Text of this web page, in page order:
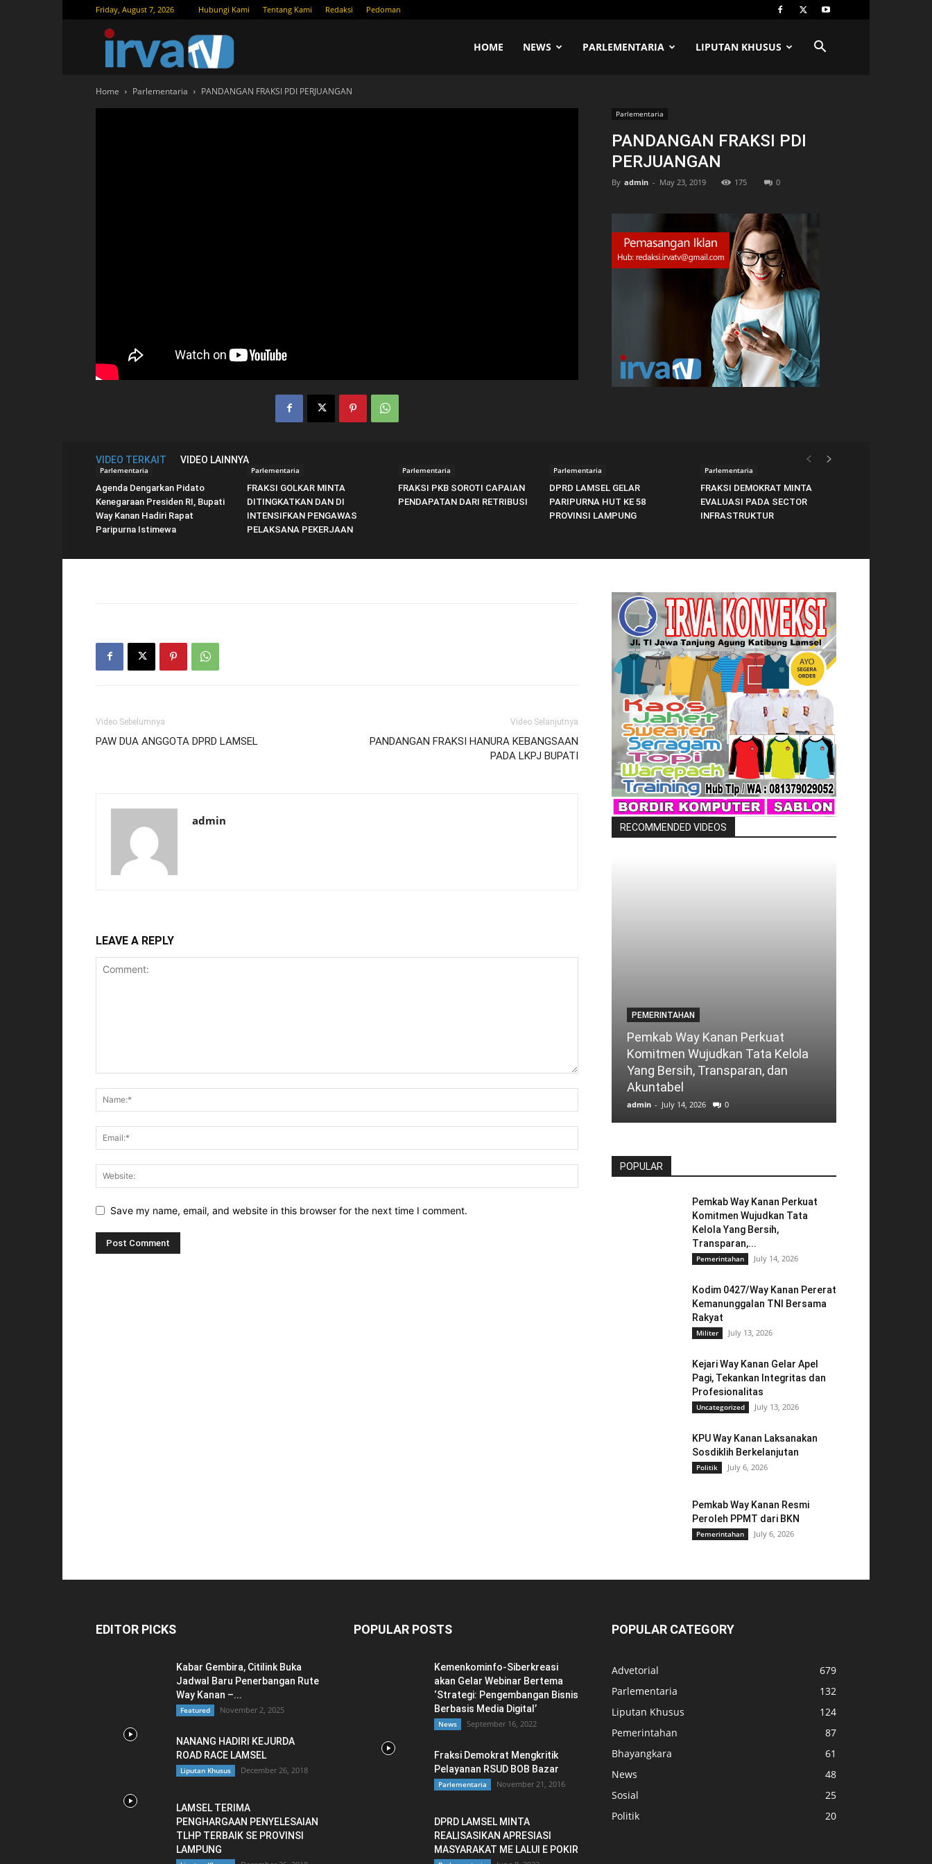
Friday, August 7, 2026 Hubungi Kami Tentang Kami Redaksi Pedoman
HOME NEWS PARLEMENTARIA LIPUTAN KHUSUS
Home Parlementaria PANDANGAN FRAKSI PDI PERJUANGAN
Parlementaria
PANDANGAN FRAKSI PDI
PERJUANGAN
By admin - May 23, 2019 175 0
VIDEO TERKAIT VIDEO LAINNYA
Parlementaria
Agenda Dengarkan Pidato
Kenegaraan Presiden RI, Bupati
Way Kanan Hadiri Rapat
Paripurna Istimewa
Parlementaria
FRAKSI GOLKAR MINTA
DITINGKATKAN DAN DI
INTENSIFKAN PENGAWAS
PELAKSANA PEKERJAAN
Parlementaria
FRAKSI PKB SOROTI CAPAIAN
PENDAPATAN DARI RETRIBUSI
Parlementaria
DPRD LAMSEL GELAR
PARIPURNA HUT KE 58
PROVINSI LAMPUNG
Parlementaria
FRAKSI DEMOKRAT MINTA
EVALUASI PADA SECTOR
INFRASTRUKTUR
Video Sebelumnya
PAW DUA ANGGOTA DPRD LAMSEL
Video Selanjutnya
PANDANGAN FRAKSI HANURA KEBANGSAAN
PADA LKPJ BUPATI
admin
LEAVE A REPLY
Save my name, email, and website in this browser for the next time I comment.
RECOMMENDED VIDEOS
PEMERINTAHAN
Pemkab Way Kanan Perkuat
Komitmen Wujudkan Tata Kelola
Yang Bersih, Transparan, dan
Akuntabel
admin - July 14, 2026 0
POPULAR
Pemkab Way Kanan Perkuat
Komitmen Wujudkan Tata
Kelola Yang Bersih,
Transparan,...
Pemerintahan July 14, 2026
Kodim 0427/Way Kanan Pererat
Kemanunggalan TNI Bersama
Rakyat
Militer July 13, 2026
Kejari Way Kanan Gelar Apel
Pagi, Tekankan Integritas dan
Profesionalitas
Uncategorized July 13, 2026
KPU Way Kanan Laksanakan
Sosdiklih Berkelanjutan
Politik July 6, 2026
Pemkab Way Kanan Resmi
Peroleh PPMT dari BKN
Pemerintahan July 6, 2026
EDITOR PICKS
Kabar Gembira, Citilink Buka
Jadwal Baru Penerbangan Rute
Way Kanan –...
Featured November 2, 2025
NANANG HADIRI KEJURDA
ROAD RACE LAMSEL
Liputan Khusus December 26, 2018
LAMSEL TERIMA
PENGHARGAAN PENYELESAIAN
TLHP TERBAIK SE PROVINSI
LAMPUNG
POPULAR POSTS
Kemenkominfo-Siberkreasi
akan Gelar Webinar Bertema
‘Strategi: Pengembangan Bisnis
Berbasis Media Digital’
News September 16, 2022
Fraksi Demokrat Mengkritik
Pelayanan RSUD BOB Bazar
Parlementaria November 21, 2016
DPRD LAMSEL MINTA
REALISASIKAN APRESIASI
MASYARAKAT ME LALUI E POKIR
POPULAR CATEGORY
Advetorial
679
Parlementaria
132
Liputan Khusus
124
Pemerintahan
87
Bhayangkara
61
News
48
Sosial
25
Politik
20